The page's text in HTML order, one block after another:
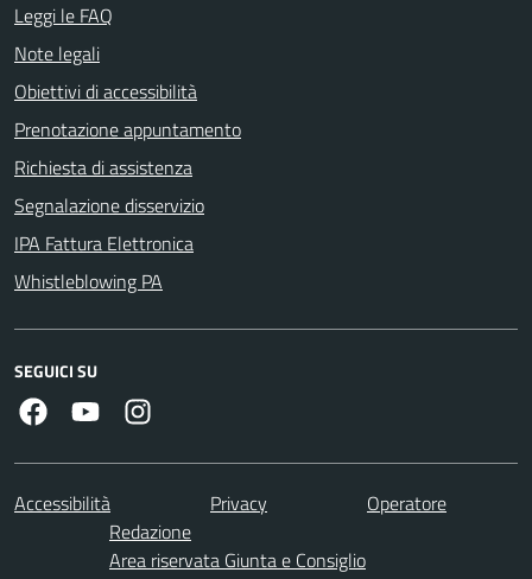
Leggi le FAQ
Note legali
Obiettivi di accessibilità
Prenotazione appuntamento
Richiesta di assistenza
Segnalazione disservizio
IPA Fattura Elettronica
Whistleblowing PA
SEGUICI SU
FacebookYoutube
Accessibilità Privacy
Operatore
Redazione
Area riservata Giunta e Consiglio